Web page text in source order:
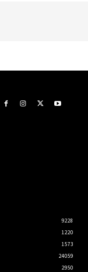
9228
1220
1573
24059
2950